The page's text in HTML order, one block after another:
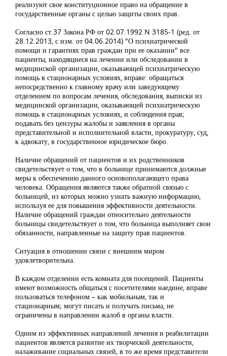
реализуют свое конституционное право на обращение в
государственные органы с целью защиты своих прав.
Согласно ст.37 Закона РФ от 02.07.1992 N 3185-1 (ред. от
28.12.2013, с изм. от 04.06.2014) "О психиатрической
помощи и гарантиях прав граждан при ее оказании" все
пациенты, находящиеся на лечении или обследовании в
медицинской организации, оказывающей психиатрическую
помощь в стационарных условиях, вправе: обращаться
непосредственно к главному врачу или заведующему
отделением по вопросам лечения, обследования, выписки из
медицинской организации, оказывающей психиатрическую
помощь в стационарных условиях, и соблюдения прав;
подавать без цензуры жалобы и заявления в органы
представительной и исполнительной власти, прокуратуру, суд,
к адвокату, в государственное юридическое бюро.
Наличие обращений от пациентов и их родственников
свидетельствует о том, что в больнице принимаются должные
меры к обеспечению данного основополагающего права
человека. Обращения являются также обратной связью с
больницей, из которых можно узнать важную информацию,
используя ее для повышения эффективности деятельности.
Наличие обращений граждан относительно деятельности
больницы свидетельствует о том, что больница выполняет свои
обязанности, направленные на защиту прав пациентов.
Ситуация в отношении связи с внешним миром
удовлетворительна.
В каждом отделении есть комната для посещений. Пациенты
имеют возможность общаться с посетителями наедине, вправе
пользоваться телефоном – как мобильным, так и
стационарным; могут писать и получать письма, не
ограничены в направлении жалоб в органы власти.
Одним из эффективных направлений лечения и реабилитации
пациентов является развитие их творческой деятельности,
налаживание социальных связей, в то же время представители